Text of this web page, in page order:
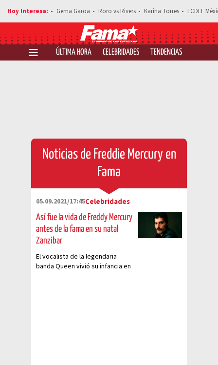
Gema Garoa Roro vs Rivers Karina Torres LCDLF
ÚLTIMA HORA CELEBRIDADES TENDENCIAS
Noticias de Freddie Mercury en
Fama
05.09.2021/17:45Celebridades
Así fue la vida de Freddy Mercury
antes de la fama en su natal
Zanzíbar
El vocalista de la legendaria
banda Queen vivió su infancia en